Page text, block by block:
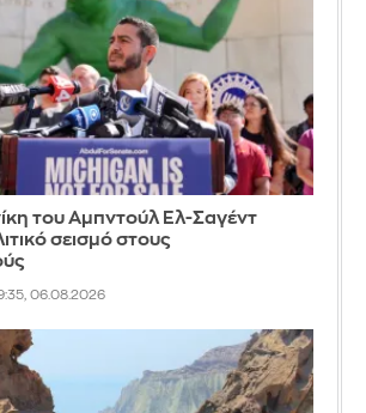
του Αμπντούλ Ελ-Σαγέντ
σεισμό στους
06.08.2026